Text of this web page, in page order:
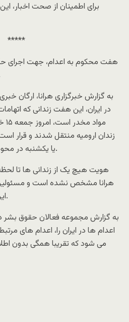
برای اطمینان از صحت اخبار،
*****
هفت محکوم به اعدام، جهت اجرای
به گزارش خبرگزاری هرانا، ارگان
در ایران، این هفت زندانی که
زندان ارومیه منتقل شدند و قرار
یا یکشنبه در محوطه زندان عادل آباد اجرا شود.
هویت هیچ یک از زندانی ها تا
هرانا مشخص نشده است و
این باره اطلاع رسانی نکرده اند.
به گزارش مجموعه فعالان حقوق بشر
اعدام ها در ایران را، اعدام های
می شود که تقریبا همگی بدون